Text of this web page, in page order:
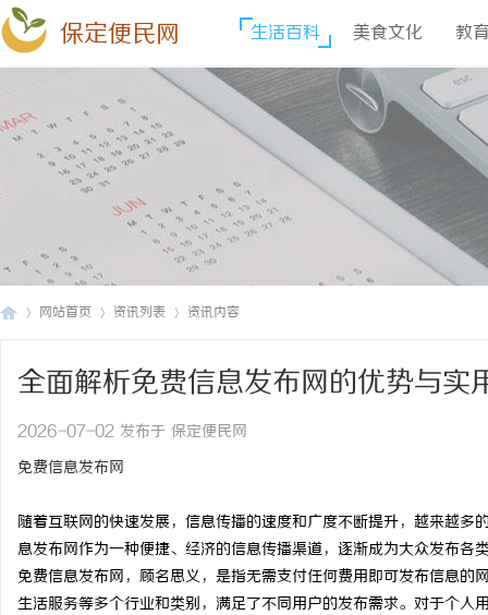
保定便民网 生活百科 美食文化 教
网站首页 资讯列表 资讯内容
全面解析免费信息发布网的优势与实
2026-07-02 发布于 保定便民网
免费信息发布网
随着互联网的快速发展，信息传播的速度和广度不断提升，越来越
息发布网作为一种便捷、经济的信息传播渠道，逐渐成为大众发布各
免费信息发布网，顾名思义，是指无需支付任何费用即可发布信息
生活服务等多个行业和类别，满足了不同用户的发布需求。对于个